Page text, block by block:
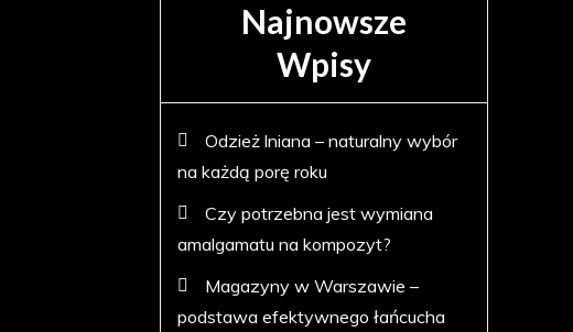
Najnowsze
Wpisy
Odzież lniana – naturalny wybór
na każdą porę roku
Czy potrzebna jest wymiana
amalgamatu na kompozyt?
Magazyny w Warszawie –
podstawa efektywnego łańcucha